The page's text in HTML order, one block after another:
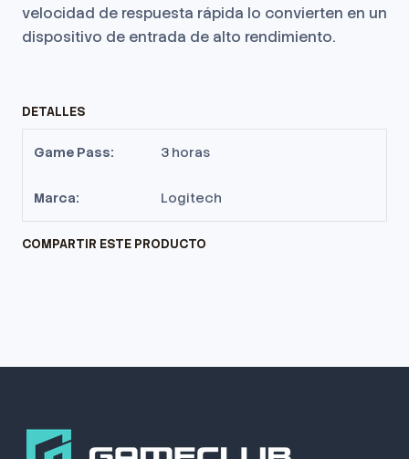
velocidad de respuesta rápida lo convierten en un
dispositivo de entrada de alto rendimiento.
DETALLES
Game Pass: 3 horas
Marca: Logitech
COMPARTIR ESTE PRODUCTO